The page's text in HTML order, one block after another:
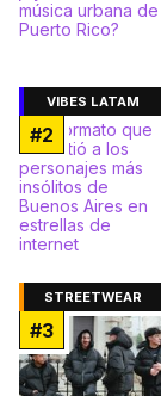
VIBES LATAM
#2
STREETWEAR
#3